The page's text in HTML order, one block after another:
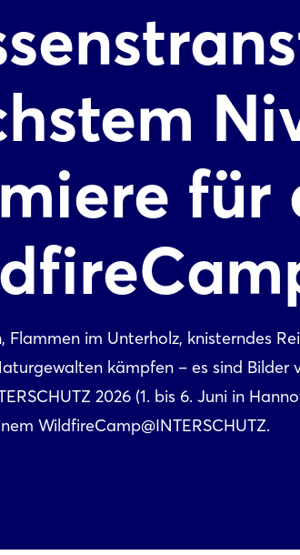
für
Flammen im Unterholz, knisterndes
kämpfen – es sind Bilder
2026 (1. bis 6. Juni in
WildfireCamp@INTERSCHUTZ.